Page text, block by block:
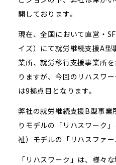
開しております。
現在、全国において直営・
イズ）にて就労継続支援A
業所、就労移行支援事業所
りますが、今回のリハスワ
は9拠点目となります。
弊社の就労継続支援B型事業
りモデルの「リハスワーク
祉）モデルの「リハスファー
「リハスワーク」は、様々